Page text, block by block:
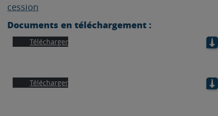
cession
Documents en téléchargement :
Télécharger
Télécharger